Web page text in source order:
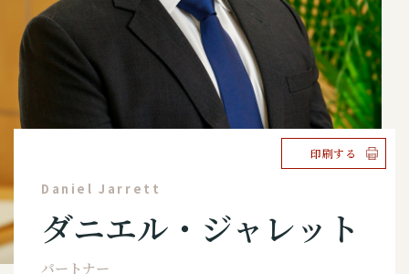
印刷する
Daniel Jarrett
ダニエル・ジャレット
パートナー